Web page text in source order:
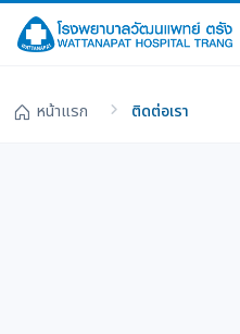
หน้าแรก ติดต่อเรา